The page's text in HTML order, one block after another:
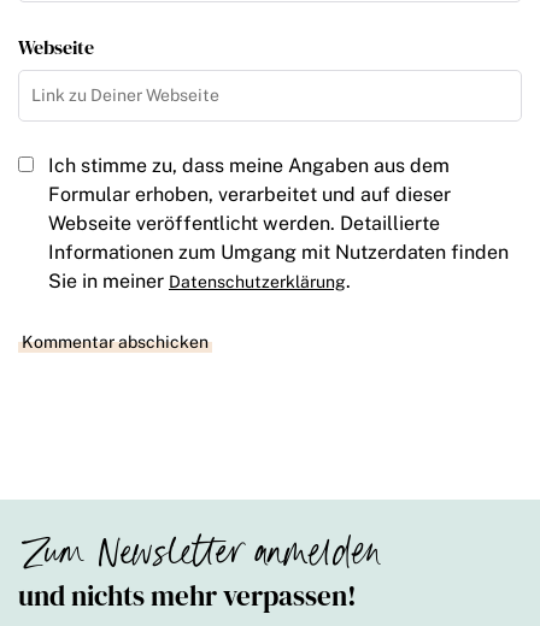
Webseite
Ich stimme zu, dass meine Angaben aus dem
Formular erhoben, verarbeitet und auf dieser
Webseite veröffentlicht werden. Detaillierte
Informationen zum Umgang mit Nutzerdaten finden
Sie in meiner Datenschutzerklärung.
Zum Newsletter anmelden
und nichts mehr verpassen!